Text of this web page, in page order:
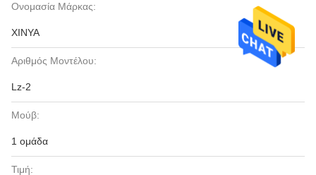
Ονομασία Μάρκας:
XINYA
Αριθμός Μοντέλου:
Lz-2
Μούβ:
1 ομάδα
Τιμή: